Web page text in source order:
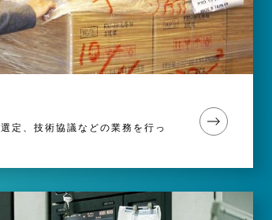
定、技術協議などの業務を行っ